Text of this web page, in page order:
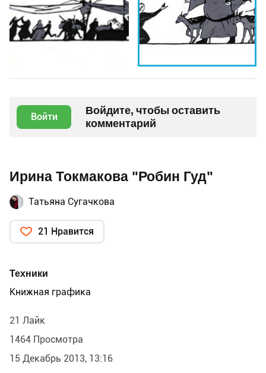
Войти
Войдите, чтобы оставить
комментарий
Ирина Токмакова "Робин Гуд"
Татьяна Сугачкова
21 Нравится
Техники
Книжная графика
21 Лайк
1464 Просмотра
15 Декабрь 2013, 13:16